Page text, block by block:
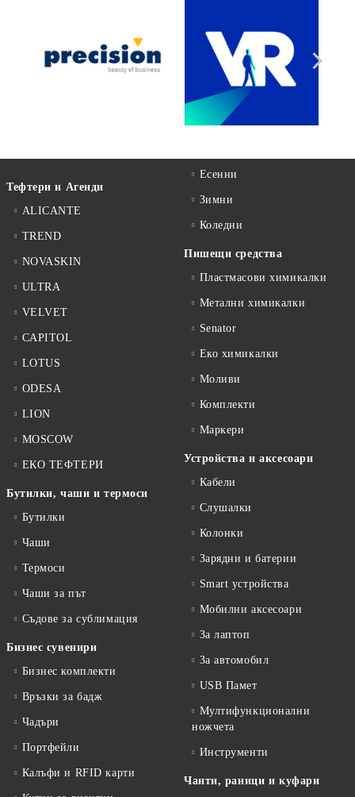
Тефтери и Агенди
ALICANTE
TREND
NOVASKIN
ULTRA
VELVET
CAPITOL
LOTUS
ODESA
LION
MOSCOW
ЕКО ТЕФТЕРИ
Бутилки, чаши и термоси
Бутилки
Чаши
Термоси
Чаши за път
Съдове за сублимация
Бизнес сувенири
Бизнес комплекти
Връзки за бадж
Чадъри
Портфейли
Калъфи и RFID карти
Есенни
Зимни
Коледни
Пишещи средства
Пластмасови химикалки
Метални химикалки
Senator
Еко химикалки
Моливи
Комплекти
Маркери
Устройства и аксесоари
Кабели
Слушалки
Колонки
Зарядни и батерии
Smart устройства
Мобилни аксесоари
За лаптоп
За автомобил
USB Памет
Мултифункционални
ножчета
Инструменти
Чанти, раници и куфари